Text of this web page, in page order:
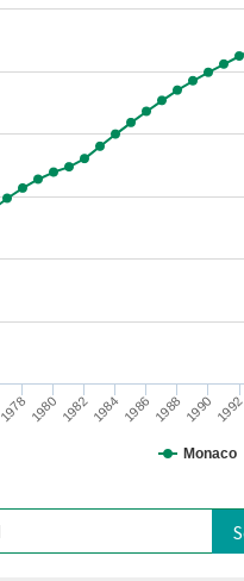
Monaco
1978 1980 19821984 1986 1988 1990 1992